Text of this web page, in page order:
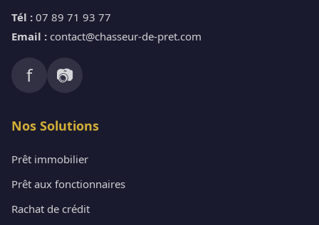
Tél : 07 89 71 93 77
Email : contact@chasseur-de-pret.com
f 📷
Nos Solutions
Prêt immobilier
Prêt aux fonctionnaires
Rachat de crédit